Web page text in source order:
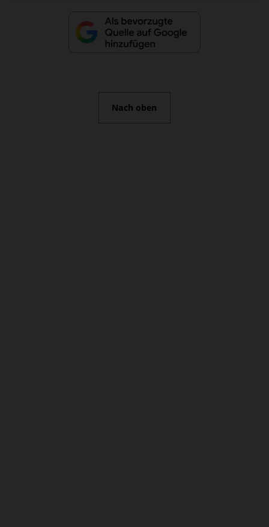
Nach oben